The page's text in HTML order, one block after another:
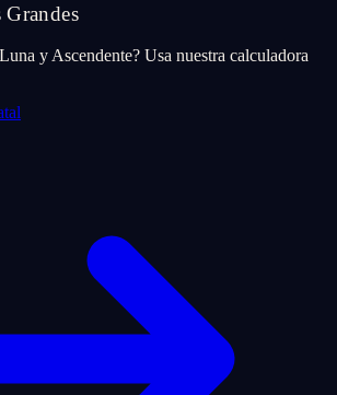
Grandes
y Ascendente? Usa nuestra calculadora